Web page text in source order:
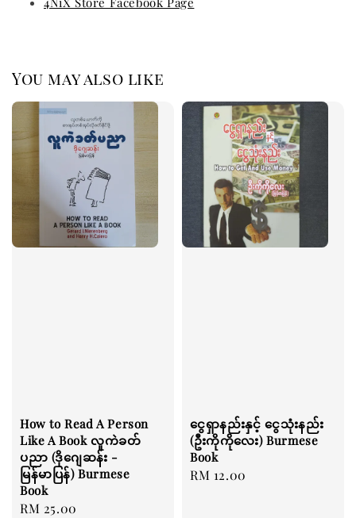
You may also like
How to Read A Person
Like A Book လူကဲခတ်
ပညာ (ဒိုဂျေဆန်း -
မြန်မာပြန်) Burmese
Book
Regular
RM 25.00
ငွေရှာနည်းနှင့် ငွေသုံးနည်း
(ဦးကိုကိုလေး) Burmese
Book
Regular
RM 12.00